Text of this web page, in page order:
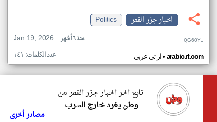
اخبار جزر القمر
Politics
Jan 19, 2026
منذ ٦ أشهر QG60YL
ار تي عربي• arabic.rt.com عدد الكلمات: ١٤١
تابع اخر اخبار جزر القمر من
وطن يغرد خارج السرب
مصادر أخرى